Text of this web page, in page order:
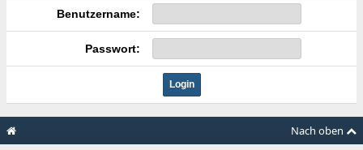
Benutzername:
Passwort:
Nach oben